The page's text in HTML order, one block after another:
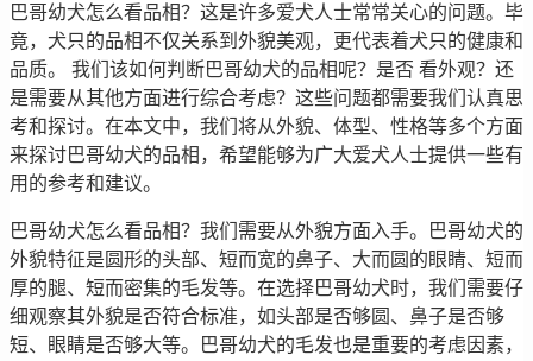
巴哥幼犬怎么看品相？这是许多爱犬人士常常关心的问题。毕
竟，犬只的品相不仅关系到外貌美观，更代表着犬只的健康和
品质。 我们该如何判断巴哥幼犬的品相呢？是否 看外观？还
是需要从其他方面进行综合考虑？这些问题都需要我们认真思
考和探讨。在本文中，我们将从外貌、体型、性格等多个方面
来探讨巴哥幼犬的品相，希望能够为广大爱犬人士提供一些有
用的参考和建议。
巴哥幼犬怎么看品相？我们需要从外貌方面入手。巴哥幼犬的
外貌特征是圆形的头部、短而宽的鼻子、大而圆的眼睛、短而
厚的腿、短而密集的毛发等。在选择巴哥幼犬时，我们需要仔
细观察其外貌是否符合标准，如头部是否够圆、鼻子是否够
短、眼睛是否够大等。巴哥幼犬的毛发也是重要的考虑因素，